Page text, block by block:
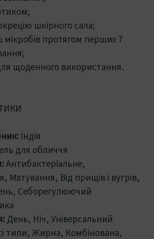
шкірного сала;
протягом перших 7
щоденного використання.
Індія
для обличчя
Антибактеріальне,
Матування, Від прищів і вугрів,
Себорегулюючий
День, Ніч, Універсальний
типи, Жирна, Комбінована,